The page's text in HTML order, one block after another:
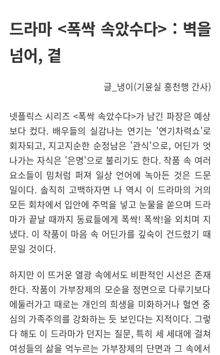
드라마 <폭싹 속았수다> : 벽을
넘어, 곁
글_냉이(기윤실 홍천행 간사)
넷플릭스 시리즈 <폭싹 속았수다>가 남긴 파장은 예상
보다 컸다. 배우들의 실감나는 연기는 '연기차력쇼'로
회자되고, 지고지순한 순정남은 '관식'으로, 어딘가 엇
나가는 자식은 '은명'으로 불리기도 한다. 작품 속 여러
요소들이 밈처럼 퍼져 일상 언어에 녹아든 것은 드문
일이다. 솔직히 고백하자면 나 역시 이 드라마의 거의
모든 회차에서 입안에 주먹을 넣고 눈물을 쏟으며 드라
마가 끝날 때까지 동료들에게 폭싹! 폭싹!을 외치며 지
냈다. 이 작품이 마음 속 어딘가를 깊숙이 건드렸기 때
문일 것이다.
하지만 이 뜨거운 열광 속에서도 비판적인 시선은 존재
한다. 작품이 가부장제의 모순을 정면으로 다루기보다
에둘러가고 때로는 개인의 희생을 미화하거나 혈연 중
심의 가족주의를 강화하는 듯 보인다는 지적이다. 그렇
다 해도 이 드라마가 던지는 질문, 특히 세 세대에 걸쳐
여성들의 삶을 억누르는 가부장제의 단면과 그 속에서